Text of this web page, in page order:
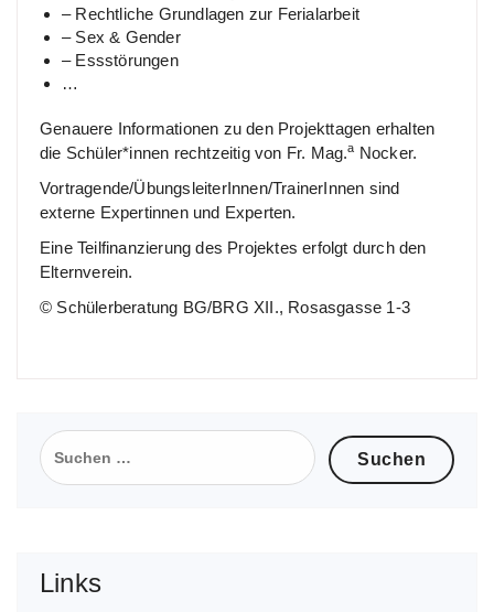
– Rechtliche Grundlagen zur Ferialarbeit
– Sex & Gender
– Essstörungen
…
Genauere Informationen zu den Projekttagen erhalten
die Schüler*innen rechtzeitig von Fr. Mag.a Nocker.
Vortragende/ÜbungsleiterInnen/TrainerInnen sind
externe Expertinnen und Experten.
Eine Teilfinanzierung des Projektes erfolgt durch den
Elternverein.
© Schülerberatung BG/BRG XII., Rosasgasse 1-3
Suchen
nach:
Links